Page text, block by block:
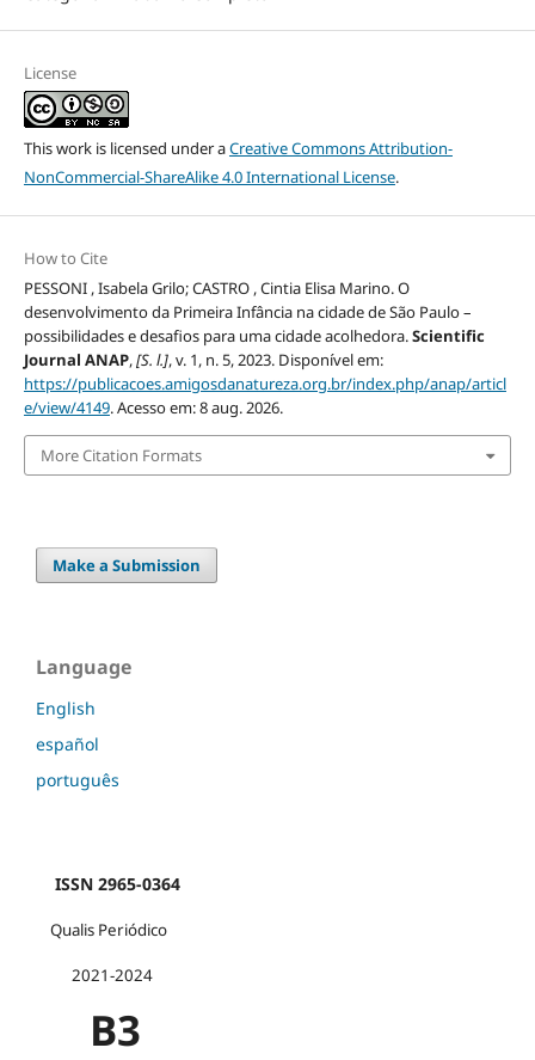
License
This work is licensed under aCreative Commons Attribution-
NonCommercial-ShareAlike 4.0 International License.
How to Cite
PESSONI , Isabela Grilo; CASTRO , Cintia Elisa Marino. O
desenvolvimento da Primeira Infância na cidade de São Paulo –
possibilidades e desafios para uma cidade acolhedora.Scientific
Journal ANAP,[S. l.], v. 1, n. 5, 2023. Disponível em:
https://publicacoes.amigosdanatureza.org.br/index.php/anap/articl
e/view/4149. Acesso em: 8 aug. 2026.
More Citation Formats
Make a Submission
Language
English
español
português
ISSN 2965-0364
Qualis Periódico
2021-2024
B3